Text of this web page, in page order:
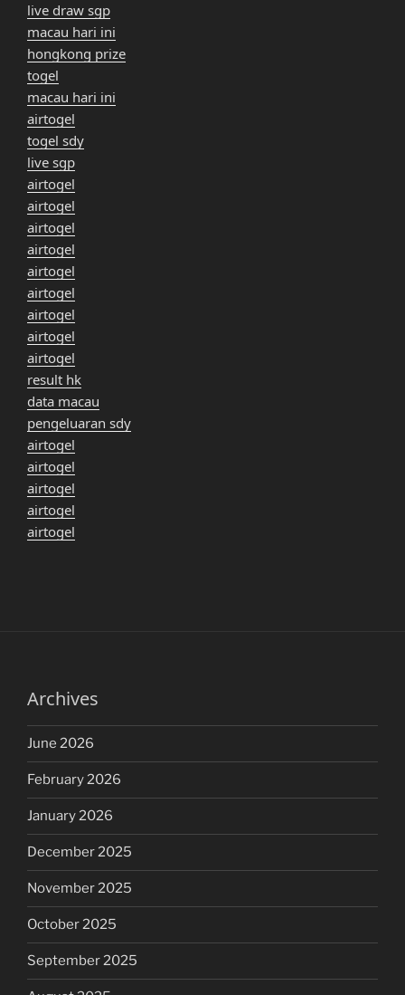
live draw sgp
macau hari ini
hongkong prize
togel
macau hari ini
airtogel
togel sdy
live sgp
airtogel
airtogel
airtogel
airtogel
airtogel
airtogel
airtogel
airtogel
airtogel
result hk
data macau
pengeluaran sdy
airtogel
airtogel
airtogel
airtogel
airtogel
Archives
June 2026
February 2026
January 2026
December 2025
November 2025
October 2025
September 2025